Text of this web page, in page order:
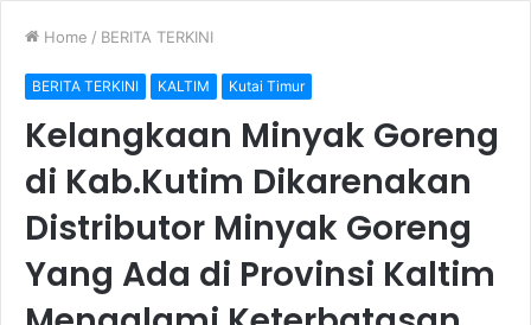
Home / BERITA TERKINI
BERITA TERKINI KALTIM Kutai Timur
Kelangkaan Minyak Goreng
di Kab.Kutim Dikarenakan
Distributor Minyak Goreng
Yang Ada di Provinsi Kaltim